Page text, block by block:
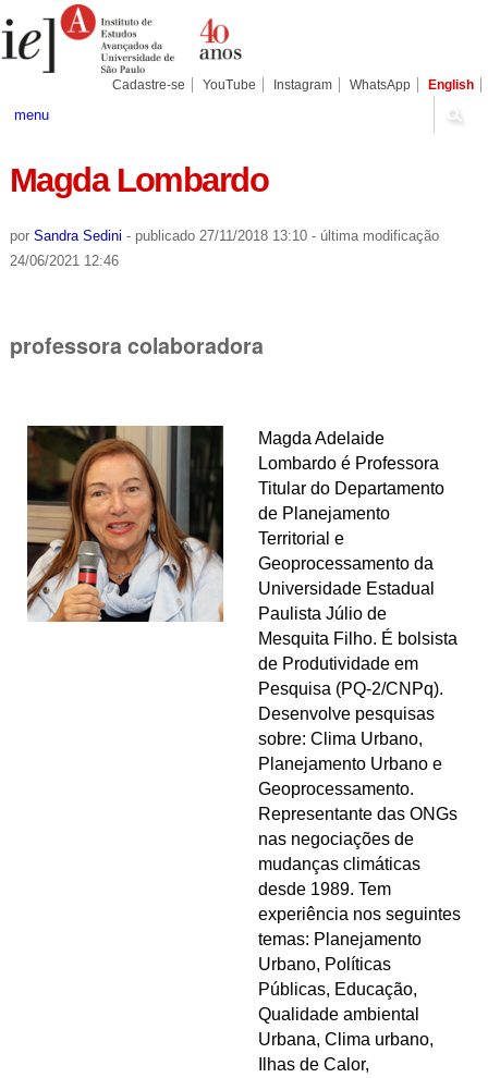
para
conteúdo.
Pessoais
Cadastre-se YouTube Instagram WhatsApp English
menu
Magda Lombardo
por Sandra Sedini - publicado27/11/2018 13:10 - última modificação
24/06/2021 12:46
professora colaboradora
Magda Adelaide
Lombardo é Professora
Titular do Departamento
de Planejamento
Territorial e
Geoprocessamento da
Universidade Estadual
Paulista Júlio de
Mesquita Filho. É bolsista
de Produtividade em
Pesquisa (PQ-2/CNPq).
Desenvolve pesquisas
sobre: Clima Urbano,
Planejamento Urbano e
Geoprocessamento.
Representante das ONGs
nas negociações de
mudanças climáticas
desde 1989. Tem
experiência nos seguintes
temas: Planejamento
Urbano, Políticas
Públicas, Educação,
Qualidade ambiental
Urbana, Clima urbano,
Ilhas de Calor,